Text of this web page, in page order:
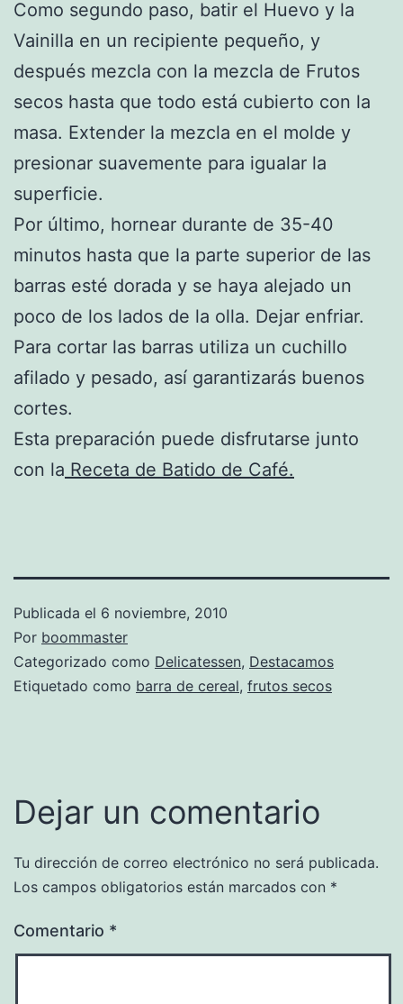
Como segundo paso, batir el Huevo y la
Vainilla en un recipiente pequeño, y
después mezcla con la mezcla de Frutos
secos hasta que todo está cubierto con la
masa. Extender la mezcla en el molde y
presionar suavemente para igualar la
superficie.
Por último, hornear durante de 35-40
minutos hasta que la parte superior de las
barras esté dorada y se haya alejado un
poco de los lados de la olla. Dejar enfriar.
Para cortar las barras utiliza un cuchillo
afilado y pesado, así garantizarás buenos
cortes.
Esta preparación puede disfrutarse junto
con la Receta de Batido de Café.
Publicada el 6 noviembre, 2010
Por boommaster
Categorizado como Delicatessen, Destacamos
Etiquetado como barra de cereal, frutos secos
Dejar un comentario
Tu dirección de correo electrónico no será publicada.
Los campos obligatorios están marcados con *
Comentario *